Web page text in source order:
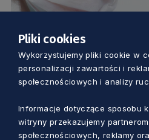
ZDROWIE
Pielęgniarki pilnie
atrakcyjne warunki
Dorota Kulka
Pliki cookies
Wykorzystujemy pliki cookie w
personalizacji zawartości i
społecznościowych i analizy
Informacje dotyczące sposobu
witryny przekazujemy
społecznościowych, reklamy